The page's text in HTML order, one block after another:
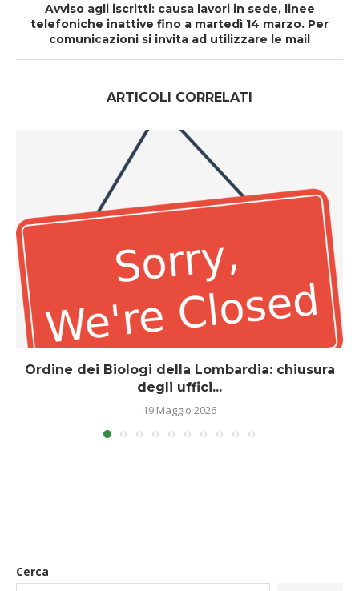
Avviso agli iscritti: causa lavori in sede, linee
telefoniche inattive fino a martedì 14 marzo. Per
comunicazioni si invita ad utilizzare le mail
ARTICOLI CORRELATI
Ordine dei Biologi della Lombardia: chiusura
degli uffici...
19 Maggio 2026
Cerca